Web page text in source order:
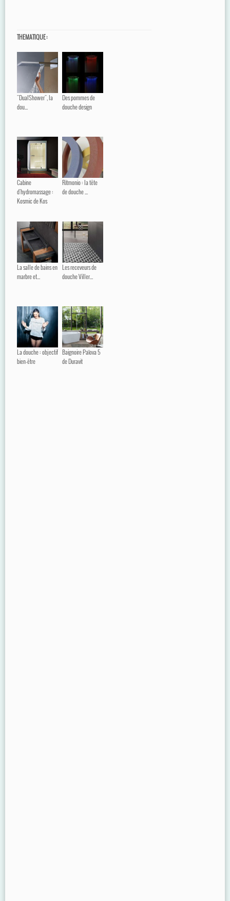
THEMATIQUE :
"DualShower", la
dou...
Des pommes de
douche design
Cabine
d'hydromassage :
Kosmic de Kos
Ritmonio : la tête
de douche ...
La salle de bains en
marbre et...
Les receveurs de
douche Viller...
La douche : objectif
bien-être
Baignoire Païova 5
de Duravit